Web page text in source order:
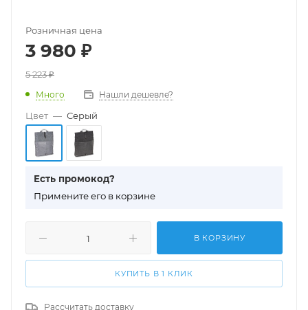
Розничная цена
3 980 ₽
5 223₽
Много Нашли дешевле?
Цвет — Серый
Есть промокод?
Примените его в корзине
В КОРЗИНУ
КУПИТЬ В 1 КЛИК
Рассчитать доставку